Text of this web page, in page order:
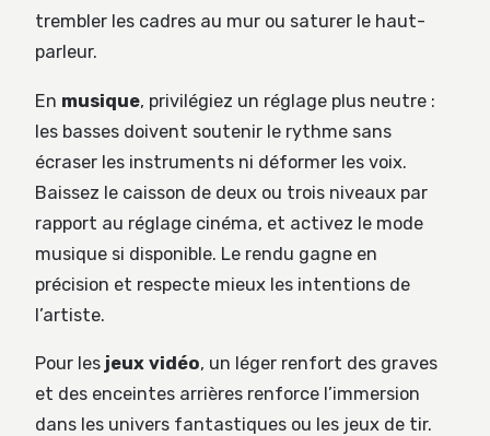
trembler les cadres au mur ou saturer le haut-
parleur.
En musique, privilégiez un réglage plus neutre :
les basses doivent soutenir le rythme sans
écraser les instruments ni déformer les voix.
Baissez le caisson de deux ou trois niveaux par
rapport au réglage cinéma, et activez le mode
musique si disponible. Le rendu gagne en
précision et respecte mieux les intentions de
l’artiste.
Pour les jeux vidéo, un léger renfort des graves
et des enceintes arrières renforce l’immersion
dans les univers fantastiques ou les jeux de tir.